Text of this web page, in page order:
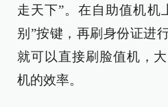
走天下”。在自助值机机
别”按键，再刷身份证进
就可以直接刷脸值机，
机的效率。